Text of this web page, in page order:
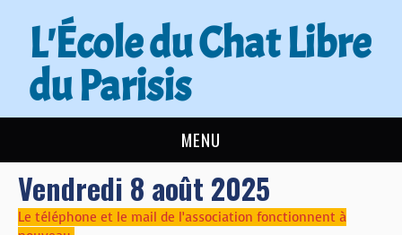
L'École du Chat Libre
du Parisis
MENU
L’ÉCOLE DU CHAT
Vendredi 8 août 2025
Le téléphone et le mail de l’association fonctionnent à